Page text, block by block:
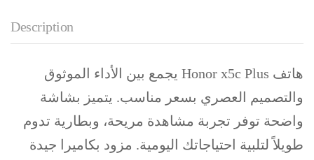
Description
هاتف Honor x5c Plus يجمع بين الأداء الموثوق
والتصميم العصري بسعر مناسب. يتميز بشاشة
واضحة توفر تجربة مشاهدة مريحة، وبطارية تدوم
طويلاً لتلبية احتياجاتك اليومية. مزود بكاميرا جيدة